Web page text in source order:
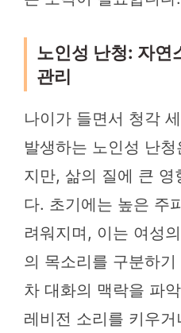
노인성 난청: 자연
관리
나이가 들면서 청각
발생하는 노인성 난
지만, 삶의 질에 큰 영
다. 초기에는 높은 주
려워지며, 이는 여성
의 목소리를 구분하
차 대화의 맥락을 파
레비전 소리를 키우